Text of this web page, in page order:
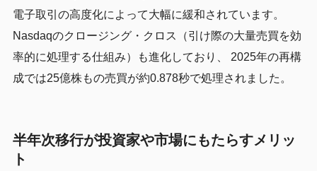
電子取引の高度化によって大幅に緩和されています。
Nasdaqのクロージング・クロス（引け際の大量売買を効
率的に処理する仕組み）も進化しており、 2025年の再構
成では25億株もの売買が約0.878秒で処理されました。
半年次移行が投資家や市場にもたらすメリッ
ト